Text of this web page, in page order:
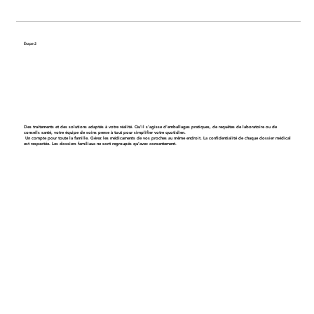
Étape 2
Des traitements et des solutions adaptés à votre réalité. Qu'il s'agisse d'emballages pratiques, de requêtes de laboratoire ou de
conseils santé, votre équipe de soins pense à tout pour simplifier votre quotidien.
Un compte pour toute la famille. Gérez les médicaments de vos proches au même endroit. La confidentialité de chaque dossier médical
est respectée. Les dossiers familiaux ne sont regroupés qu’avec consentement.